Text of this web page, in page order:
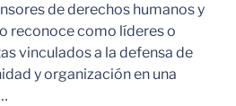
de derechos humanos y
reconoce como líderes o
vinculados a la defensa de
y organización en una